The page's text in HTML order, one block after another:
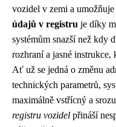
vozidel v zemi a
údajů v registru je díky
systémům snazší než kdy
rozhraní a jasné
Ať už se jedná o změnu
technických parametrů,
maximálně vstřícný a
registru vozidel přináší